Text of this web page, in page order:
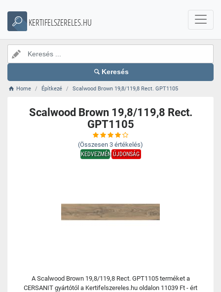
KERTIFELSZERELES.HU
Keresés
Home Építkezé Scalwood Brown 19,8/119,8 Rect. GPT1105
Scalwood Brown 19,8/119,8 Rect.
GPT1105
(Összesen 3 értékelés)
KEDVEZMÉNYÚJDONSÁG
A Scalwood Brown 19,8/119,8 Rect. GPT1105 terméket a
CERSANIT gyártótól a Kertifelszereles.hu oldalon 11039 Ft - ért